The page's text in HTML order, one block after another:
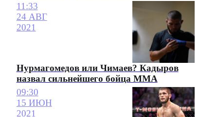
11:33
24 АВГ
2021
Нурмагомедов или Чимаев? Кадыров
назвал сильнейшего бойца ММА
09:30
15 ИЮН
2021